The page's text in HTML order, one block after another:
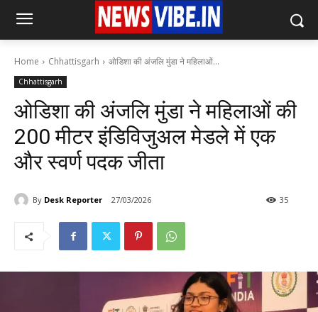
Home Chhattisgarh ओडिशा की अंजलि मुंडा ने महिलाओं...
Chhattisgarh
ओडिशा की अंजलि मुंडा ने महिलाओं की
200 मीटर इंडिविजुअल मेडले में एक
और स्वर्ण पदक जीता
By Desk Reporter 27/03/2026 35